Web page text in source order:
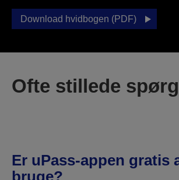
Download hvidbogen (PDF)
Ofte stillede
Er uPass-appen gratis
bruge?